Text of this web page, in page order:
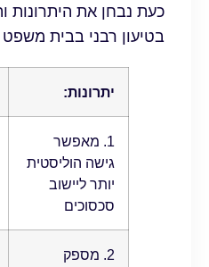
כעת נבחן את היתרונות
בטיעון רבני בבית משפט
יתרונות:
1. מאפשר
גישה הוליסטית
יותר ליישוב
סכסוכים
2. מספק